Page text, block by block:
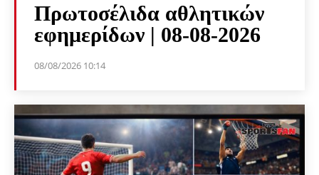
Πρωτοσέλιδα αθλητικών
εφημερίδων | 08-08-2026
08/08/2026 10:14